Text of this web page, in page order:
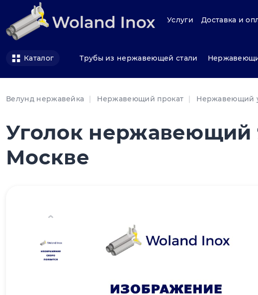
Услуги Доставка и
Каталог Трубы из нержавеющей стали
Велунд нержавейка Нержавеющий прокат Нержавеющий
Уголок нержавеющий
Москве